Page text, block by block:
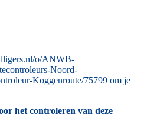
o/ANWB-
Noord-
Koggenroute/75799 om je
het controleren van deze